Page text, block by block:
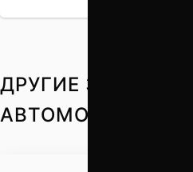
ДРУГИЕ
АВТОМОБИЛЬ